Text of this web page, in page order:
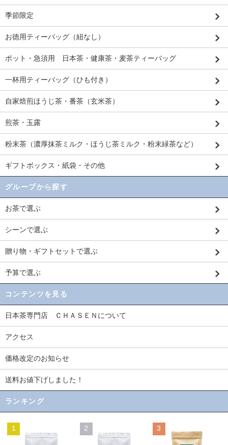
季節限定
お徳用ティーバッグ（紐なし）
ポット・急須用 日本茶・健康茶・麦茶ティーバッグ
一杯用ティーバッグ（ひも付き）
自家焙煎ほうじ茶・番茶（玄米茶）
煎茶・玉露
粉末茶（濃厚抹茶ミルク・ほうじ茶ミルク・粉末緑茶など）
ギフトボックス・紙袋・その他
グループから探す
お茶で選ぶ
シーンで選ぶ
贈り物・ギフトセットで選ぶ
予算で選ぶ
コンテンツを見る
日本茶専門店 ＣＨＡＳＥＮについて
アクセス
価格改定のお知らせ
送料お値下げしました！
ランキング
1 2 3